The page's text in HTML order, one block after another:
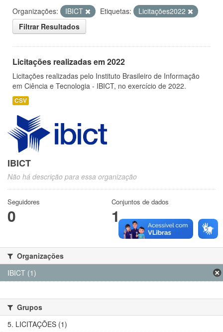
Organizações: IBICT Etiquetas:
Licitações2022
Filtrar Resultados
Licitações realizadas em 2022
Licitações realizadas pelo Instituto Brasileiro de Informação
em Ciência e Tecnologia - IBICT, no exercício de 2022.
CSV
IBICT
Não há descrição para essa organização
Seguidores
0
Conjuntos de dados
1
Organizações
IBICT (1)
Grupos
5. LICITAÇÕES (1)